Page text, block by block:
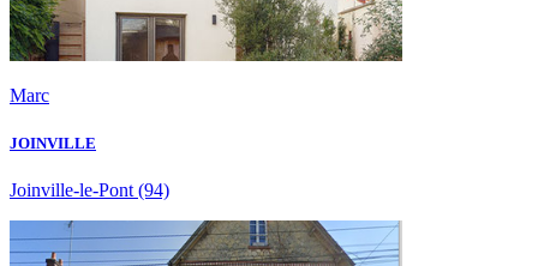
Marc
JOINVILLE
Joinville-le-Pont (94)